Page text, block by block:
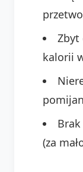
Zbyt
kalorii
(za